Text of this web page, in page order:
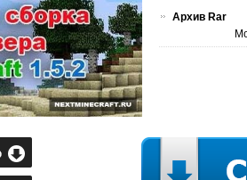
Архив Rar